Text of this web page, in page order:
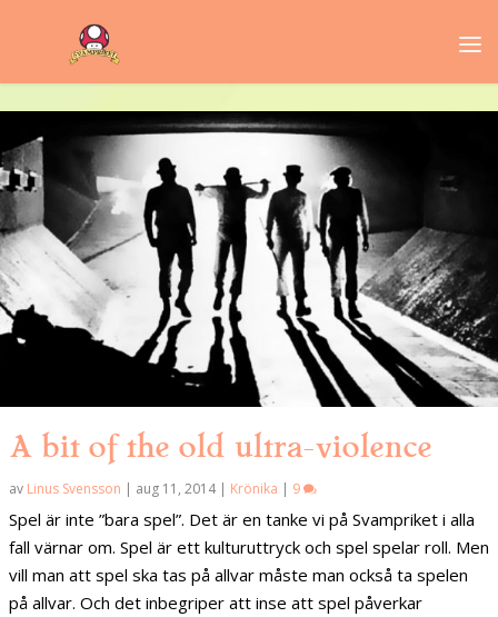
A bit of the old ultra-violence
av Linus Svensson | aug 11, 2014| Krönika | 9
Spel är inte ”bara spel”. Det är en tanke vi på Svampriket i alla
fall värnar om. Spel är ett kulturuttryck och spel spelar roll. Men
vill man att spel ska tas på allvar måste man också ta spelen
på allvar. Och det inbegriper att inse att spel påverkar